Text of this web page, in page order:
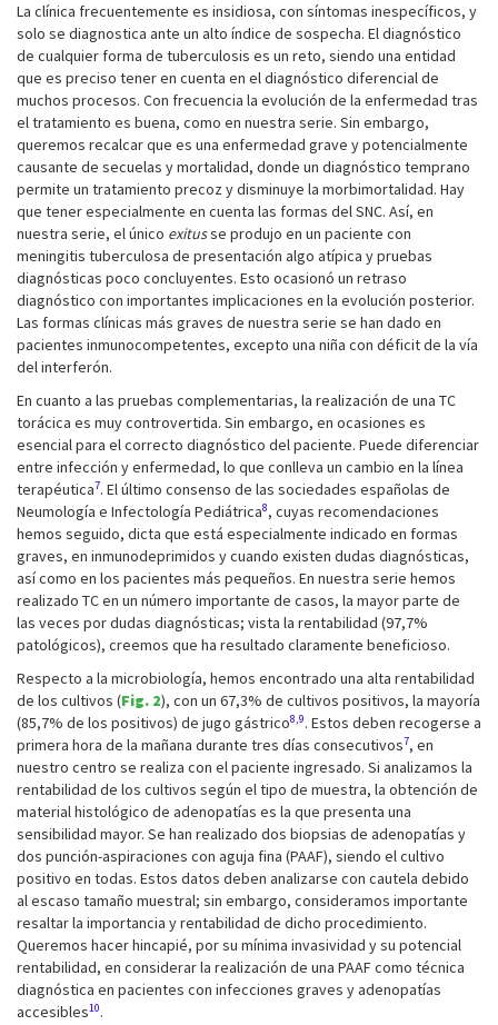
La clínica frecuentemente es insidiosa, con síntomas inespecíficos, y
solo se diagnostica ante un alto índice de sospecha. El diagnóstico
de cualquier forma de tuberculosis es un reto, siendo una entidad
que es preciso tener en cuenta en el diagnóstico diferencial de
muchos procesos. Con frecuencia la evolución de la enfermedad tras
el tratamiento es buena, como en nuestra serie. Sin embargo,
queremos recalcar que es una enfermedad grave y potencialmente
causante de secuelas y mortalidad, donde un diagnóstico temprano
permite un tratamiento precoz y disminuye la morbimortalidad. Hay
que tener especialmente en cuenta las formas del SNC. Así, en
nuestra serie, el único exitusse produjo en un paciente con
meningitis tuberculosa de presentación algo atípica y pruebas
diagnósticas poco concluyentes. Esto ocasionó un retraso
diagnóstico con importantes implicaciones en la evolución posterior.
Las formas clínicas más graves de nuestra serie se han dado en
pacientes inmunocompetentes, excepto una niña con déficit de la vía
del interferón.
En cuanto a las pruebas complementarias, la realización de una TC
torácica es muy controvertida. Sin embargo, en ocasiones es
esencial para el correcto diagnóstico del paciente. Puede diferenciar
entre infección y enfermedad, lo que conlleva un cambio en la línea
terapéutica7. El último consenso de las sociedades españolas de
Neumología e Infectología Pediátrica8, cuyas recomendaciones
hemos seguido, dicta que está especialmente indicado en formas
graves, en inmunodeprimidos y cuando existen dudas diagnósticas,
así como en los pacientes más pequeños. En nuestra serie hemos
realizado TC en un número importante de casos, la mayor parte de
las veces por dudas diagnósticas; vista la rentabilidad (97,7%
patológicos), creemos que ha resultado claramente beneficioso.
Respecto a la microbiología, hemos encontrado una alta rentabilidad
de los cultivos (Fig. 2), con un 67,3% de cultivos positivos, la mayoría
(85,7% de los positivos) de jugo gástrico8,9. Estos deben recogerse a
primera hora de la mañana durante tres días consecutivos7, en
nuestro centro se realiza con el paciente ingresado. Si analizamos la
rentabilidad de los cultivos según el tipo de muestra, la obtención de
material histológico de adenopatías es la que presenta una
sensibilidad mayor. Se han realizado dos biopsias de adenopatías y
dos punción-aspiraciones con aguja fina (PAAF), siendo el cultivo
positivo en todas. Estos datos deben analizarse con cautela debido
al escaso tamaño muestral; sin embargo, consideramos importante
resaltar la importancia y rentabilidad de dicho procedimiento.
Queremos hacer hincapié, por su mínima invasividad y su potencial
rentabilidad, en considerar la realización de una PAAF como técnica
diagnóstica en pacientes con infecciones graves y adenopatías
accesibles10.